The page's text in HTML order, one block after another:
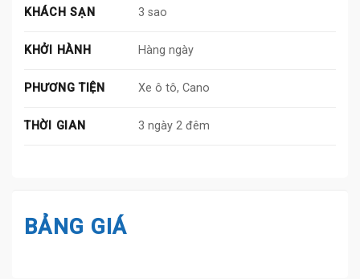
KHÁCH SẠN 3 sao
KHỞI HÀNH Hàng ngày
PHƯƠNG TIỆN Xe ô tô, Cano
THỜI GIAN 3 ngày 2 đêm
BẢNG GIÁ